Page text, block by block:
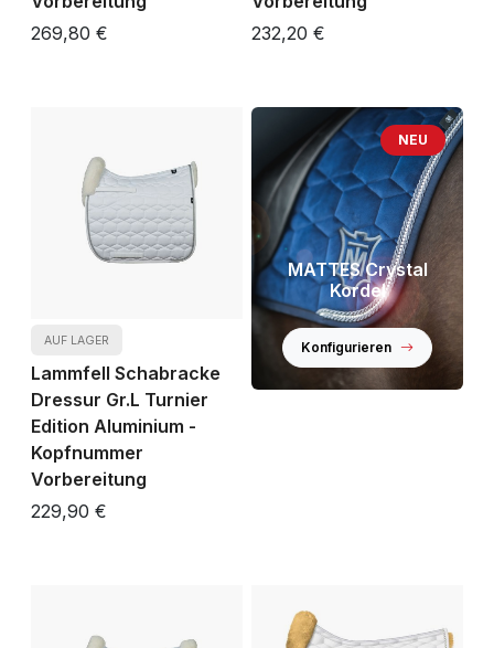
269,80 €
232,20 €
AUF LAGER
Lammfell Schabracke
Dressur Gr.L Turnier
Edition Aluminium -
Kopfnummer
Vorbereitung
229,90 €
NEU
MATTES Crystal
Kordel
Konfigurieren